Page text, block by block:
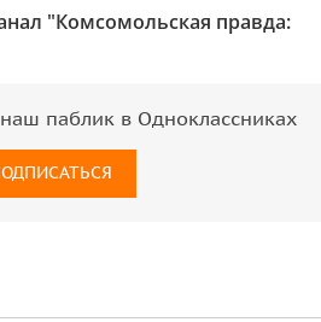
"Комсомольская правда:
паблик в Одноклассниках